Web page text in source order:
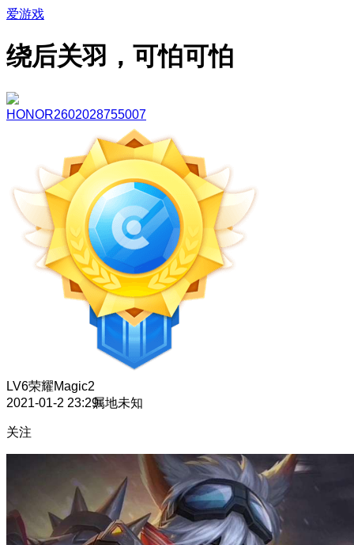
爱游戏
绕后关羽，可怕可怕
HONOR2602028755007
LV6荣耀Magic2
2021-01-2 23:29属地未知
关注